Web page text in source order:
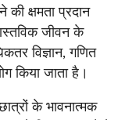
क्षमता प्रदान
जीवन के
विज्ञान, गणित
किया जाता है।
के भावनात्मक